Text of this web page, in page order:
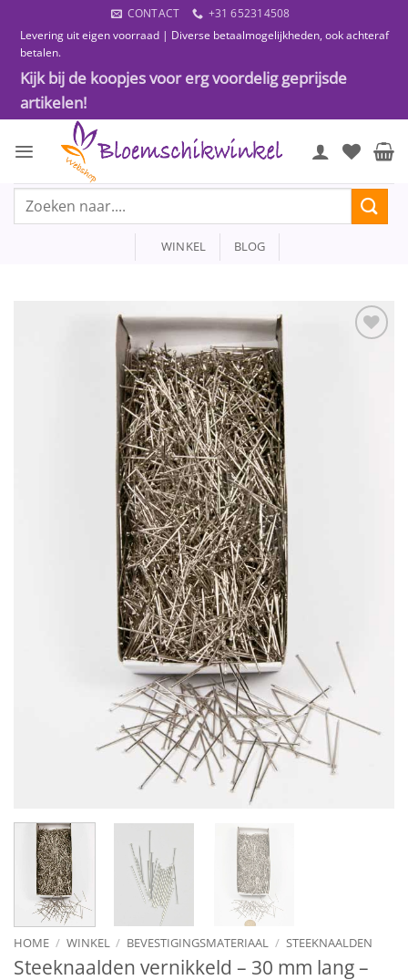
naar
inhoud
CONTACT
+31 652314508
Levering uit eigen voorraad | Diverse betaalmogelijkheden, ook achteraf
betalen.
Kijk bij de koopjes voor erg voordelig geprijsde
artikelen!
Zoeken
WINKEL BLOG
HOME / WINKEL / BEVESTIGINGSMATERIAAL / STEEKNAALDEN
Steeknaalden vernikkeld – 30 mm lang –